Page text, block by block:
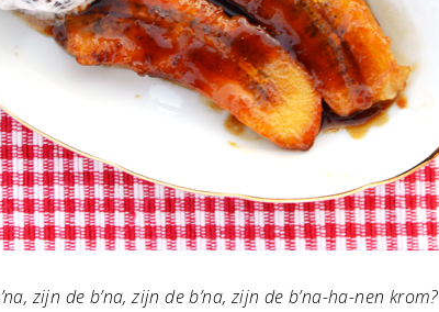
zijn de b’na, zijn de b’na, zijn de b’na-ha-nen krom?